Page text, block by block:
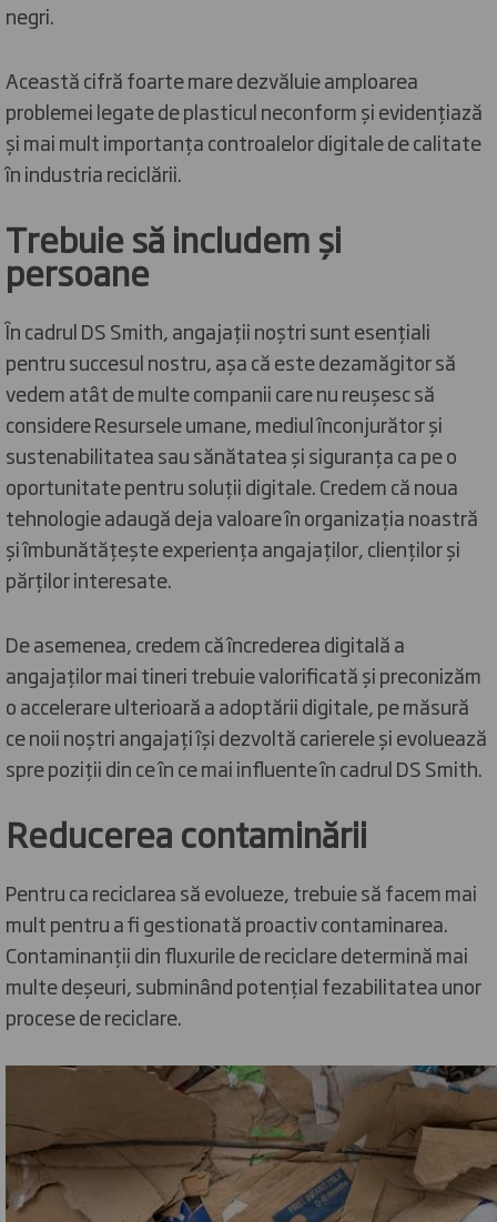
negri.
Această cifră foarte mare dezvăluie amploarea
problemei legate de plasticul neconform și evidențiază
și mai mult importanța controalelor digitale de calitate
în industria reciclării.
Trebuie să includem și
persoane
În cadrul DS Smith, angajații noștri sunt esențiali
pentru succesul nostru, așa că este dezamăgitor să
vedem atât de multe companii care nu reușesc să
considere Resursele umane, mediul înconjurător și
sustenabilitatea sau sănătatea și siguranța ca pe o
oportunitate pentru soluții digitale. Credem că noua
tehnologie adaugă deja valoare în organizația noastră
și îmbunătățește experiența angajaților, clienților și
părților interesate.
De asemenea, credem că încrederea digitală a
angajaților mai tineri trebuie valorificată și preconizăm
o accelerare ulterioară a adoptării digitale, pe măsură
ce noii noștri angajați își dezvoltă carierele și evoluează
spre poziții din ce în ce mai influente în cadrul DS Smith.
Reducerea contaminării
Pentru ca reciclarea să evolueze, trebuie să facem mai
mult pentru a fi gestionată proactiv contaminarea.
Contaminanții din fluxurile de reciclare determină mai
multe deșeuri, subminând potențial fezabilitatea unor
procese de reciclare.